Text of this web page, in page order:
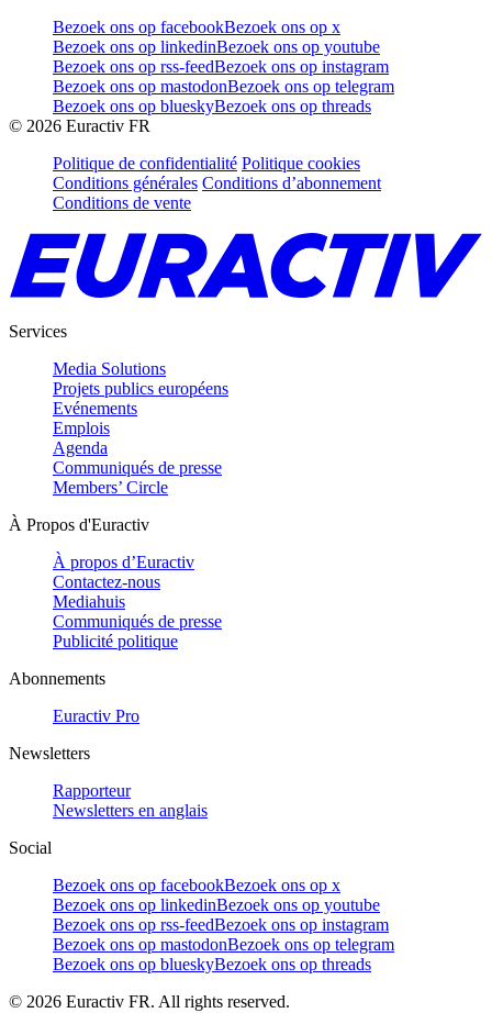
Bezoek ons op facebookBezoek ons op x
Bezoek ons op linkedinBezoek ons op youtube
Bezoek ons op rss-feedBezoek ons op instagram
Bezoek ons op mastodonBezoek ons op telegram
Bezoek ons op blueskyBezoek ons op threads
© 2026 Euractiv FR
Politique de confidentialité Politique cookies
Conditions générales Conditions d’abonnement
Conditions de vente
Services
Media Solutions
Projets publics européens
Evénements
Emplois
Agenda
Communiqués de presse
Members’ Circle
À Propos d'Euractiv
À propos d’Euractiv
Contactez-nous
Mediahuis
Communiqués de presse
Publicité politique
Abonnements
Euractiv Pro
Newsletters
Rapporteur
Newsletters en anglais
Social
Bezoek ons op facebookBezoek ons op x
Bezoek ons op linkedinBezoek ons op youtube
Bezoek ons op rss-feedBezoek ons op instagram
Bezoek ons op mastodonBezoek ons op telegram
Bezoek ons op blueskyBezoek ons op threads
© 2026 Euractiv FR. All rights reserved.